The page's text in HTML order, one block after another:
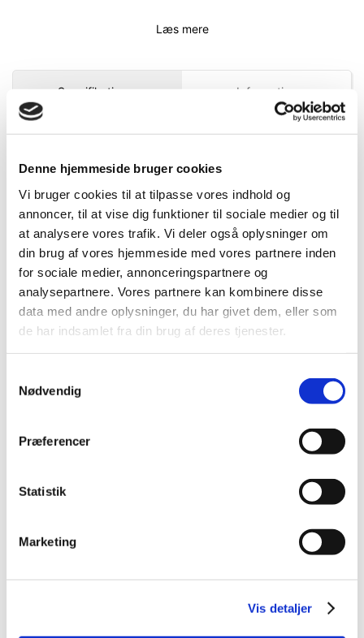
Denne hjemmeside bruger cookies
Vi bruger cookies til at tilpasse vores indhold og
annoncer, til at vise dig funktioner til sociale medier og til
at analysere vores trafik. Vi deler også oplysninger om
din brug af vores hjemmeside med vores partnere inden
for sociale medier, annonceringspartnere og
analysepartnere. Vores partnere kan kombinere disse
data med andre oplysninger, du har givet dem, eller som
de har indsamlet fra din brug af deres tjenester.
Nødvendig
Præferencer
Statistik
Marketing
Vis detaljer
Læs mere
Specifikationer Information
EAN-nr. 4975364113054
Bedst sælgende i 25 mm knive
404090
Tajima LC 650 Kniv
Tajima LC 660 kniv | Non
Vis mere